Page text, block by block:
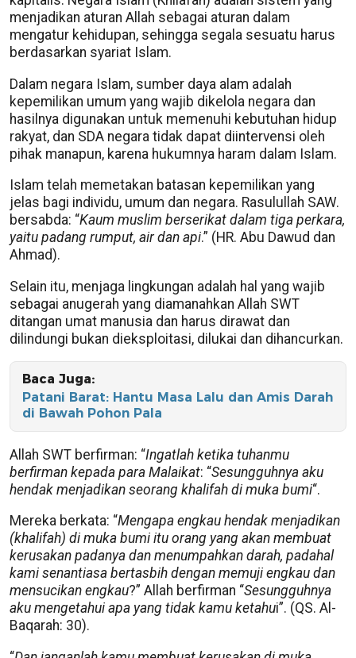
menjadikan aturan Allah sebagai aturan dalam
mengatur kehidupan, sehingga segala sesuatu harus
berdasarkan syariat Islam.
Dalam negara Islam, sumber daya alam adalah
kepemilikan umum yang wajib dikelola negara dan
hasilnya digunakan untuk memenuhi kebutuhan hidup
rakyat, dan SDA negara tidak dapat diintervensi oleh
pihak manapun, karena hukumnya haram dalam Islam.
Islam telah memetakan batasan kepemilikan yang
jelas bagi individu, umum dan negara. Rasulullah SAW.
bersabda: “Kaum muslim berserikat dalam tiga perkara,
yaitu padang rumput, air dan api.” (HR. Abu Dawud dan
Ahmad).
Selain itu, menjaga lingkungan adalah hal yang wajib
sebagai anugerah yang diamanahkan Allah SWT
ditangan umat manusia dan harus dirawat dan
dilindungi bukan dieksploitasi, dilukai dan dihancurkan.
Baca Juga:
Patani Barat: Hantu Masa Lalu dan Amis Darah
di Bawah Pohon Pala
Allah SWT berfirman: “Ingatlah ketika tuhanmu
berfirman kepada para Malaikat: “Sesungguhnya aku
hendak menjadikan seorang khalifah di muka bumi“.
Mereka berkata: “Mengapa engkau hendak menjadikan
(khalifah) di muka bumi itu orang yang akan membuat
kerusakan padanya dan menumpahkan darah, padahal
kami senantiasa bertasbih dengan memuji engkau dan
mensucikan engkau?” Allah berfirman “Sesungguhnya
aku mengetahui apa yang tidak kamu ketahui”. (QS. Al-
Baqarah: 30).